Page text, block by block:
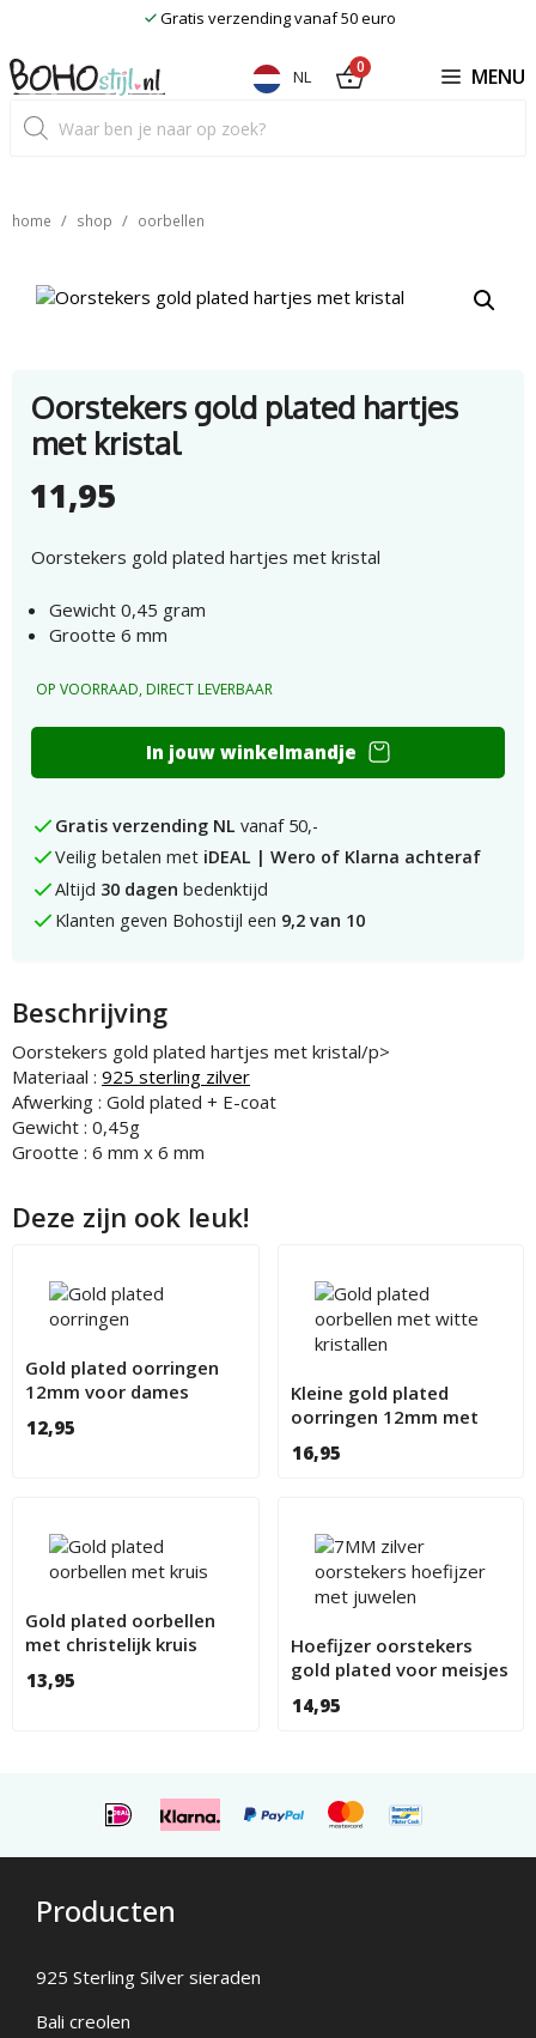
de
inhoud
Gratis verzending vanaf 50 euro
zoeken
NL 0 MENU
home / shop / oorbellen
Oorstekers gold plated hartjes
met kristal
11,95
Oorstekers gold plated hartjes met kristal
Gewicht 0,45 gram
Grootte 6 mm
OP VOORRAAD, DIRECT LEVERBAAR
Oorstekers
hartjes
met
kristal
aantal
In jouw winkelmandje
Gratis verzending NL vanaf 50,-
Veilig betalen met iDEAL | Wero of Klarna achteraf
Altijd 30 dagen bedenktijd
Klanten geven Bohostijl een 9,2 van 10
Beschrijving
Oorstekers gold plated hartjes met kristal/p>
Materiaal : 925 sterling zilver
Afwerking : Gold plated + E-coat
Gewicht : 0,45g
Grootte : 6 mm x 6 mm
Deze zijn ook leuk!
Gold plated oorringen
12mm voor dames
12,95
Kleine gold plated
oorringen 12mm met
16,95
Gold plated oorbellen
met christelijk kruis
13,95
Hoefijzer oorstekers
gold plated voor meisjes
14,95
Producten
925 Sterling Silver sieraden
Bali creolen